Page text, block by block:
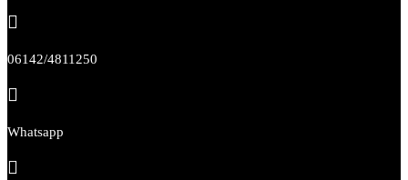

06142/4811250

Whatsapp
